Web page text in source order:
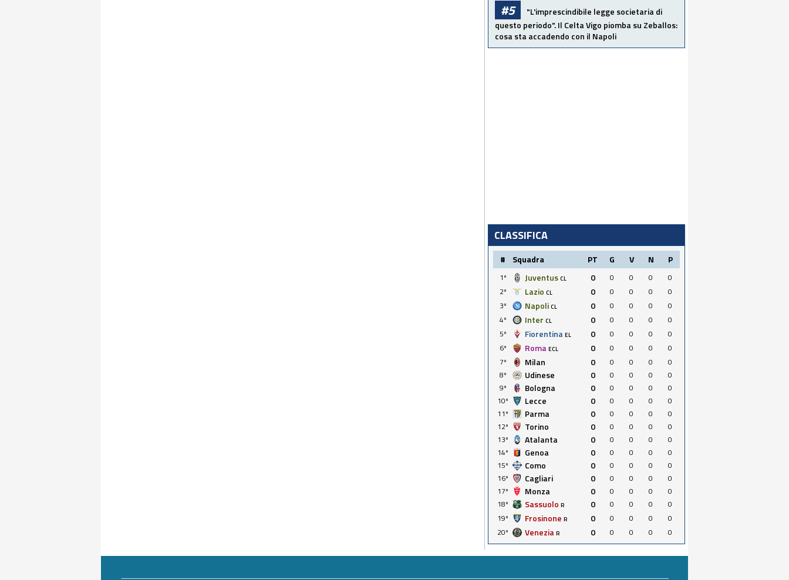
#5 "L'imprescindibile legge societaria di
questo periodo". Il Celta Vigo piomba su Zeballos:
cosa sta accadendo con il Napoli
CLASSIFICA
# Squadra PT G V N P
1º Juventus CL 0 0 0 0
0
2º
Lazio CL 0 0 0 0
0
3º
Napoli CL 0 0 0 0
0
4º
Inter CL 0 0 0 0
0
5º
Fiorentina EL 0 0 0 0
0
6º
Roma ECL 0 0 0 0
0
7º
Milan 0 0 0 0
0
8º
Udinese 0 0 0 0
0
9º
Bologna 0 0 0 0
0
10º
Lecce 0 0 0 0
0
11º
Parma 0 0 0 0
0
12º
Torino 0 0 0 0
0
13º
Atalanta 0 0 0 0
0
14º
Genoa 0 0 0 0
0
15º
Como 0 0 0 0
0
16º
Cagliari 0 0 0 0
0
17º
Monza 0 0 0 0
0
18º
Sassuolo R 0 0 0 0
0
19º
Frosinone R 0 0 0 0
0
20º
Venezia R 0 0 0 0 0